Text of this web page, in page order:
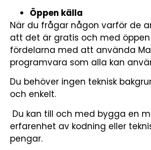
Öppen källa
När du frågar någon varför de
att det är gratis och med
fördelarna med att använda
programvara som alla kan
Du behöver ingen teknisk
och enkelt.
Du kan till och med bygga en
erfarenhet av kodning eller
pengar.